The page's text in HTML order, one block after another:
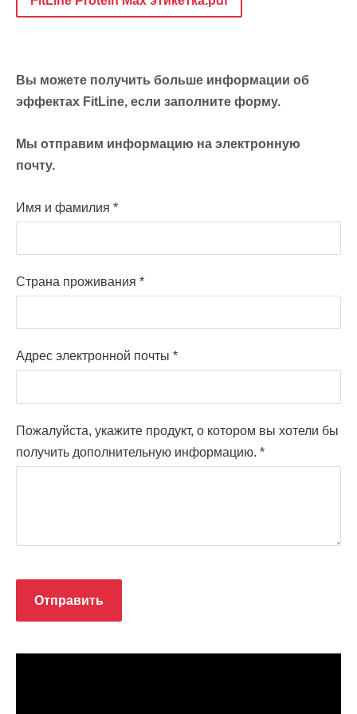
Вы можете получить больше информации об
эффектах FitLine, если заполните форму.
Мы отправим информацию на электронную
почту.
Имя и фамилия *
Страна проживания *
Адрес электронной почты *
Пожалуйста, укажите продукт, о котором вы хотели бы
получить дополнительную информацию. *